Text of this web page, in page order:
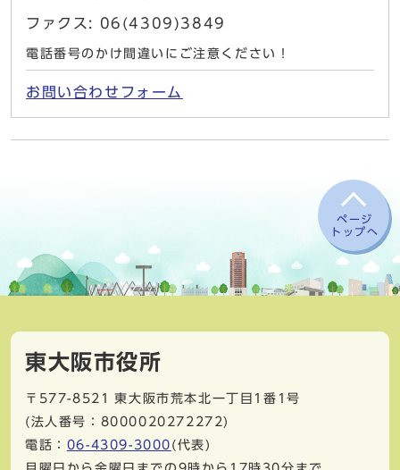
ファクス: 06(4309)3849
電話番号のかけ間違いにご注意ください！
お問い合わせフォーム
ページ
トップへ
東大阪市役所
〒577-8521
東大阪市荒本北一丁目1番1号
(法人番号：8000020272272)
電話： 06-4309-3000 (代表)